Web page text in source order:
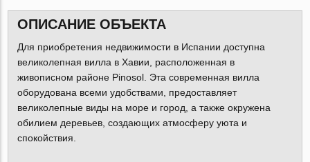
ОПИСАНИЕ ОБЪЕКТА
Для приобретения недвижимости в Испании доступна
великолепная вилла в Хавии, расположенная в
живописном районе Pinosol. Эта современная вилла
оборудована всеми удобствами, предоставляет
великолепные виды на море и город, а также окружена
обилием деревьев, создающих атмосферу уюта и
спокойствия.